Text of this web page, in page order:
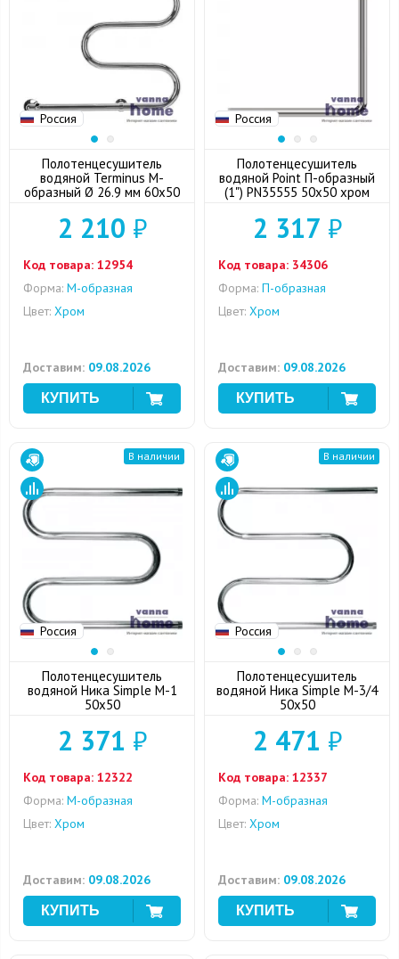
Россия
Полотенцесушитель
водяной Terminus М-
образный Ø 26.9 мм 60x50
2 210 ₽
Код товара: 12954
Форма: M-образная
Цвет: Хром
Доставим: 09.08.2026
Россия
Полотенцесушитель
водяной Point П-образный
(1") PN35555 50x50 хром
2 317 ₽
Код товара: 34306
Форма: П-образная
Цвет: Хром
Доставим: 09.08.2026
Россия
В наличии
Полотенцесушитель
водяной Ника Simple М-1
50x50
2 371 ₽
Код товара: 12322
Форма: M-образная
Цвет: Хром
Доставим: 09.08.2026
Россия
В наличии
Полотенцесушитель
водяной Ника Simple М-3/4
50x50
2 471 ₽
Код товара: 12337
Форма: M-образная
Цвет: Хром
Доставим: 09.08.2026